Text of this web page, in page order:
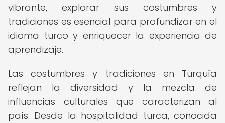
vibrante, explorar sus costumbres y
tradiciones es esencial para profundizar en el
idioma turco y enriquecer la experiencia de
aprendizaje.
Las costumbres y tradiciones en Turquía
reflejan la diversidad y la mezcla de
influencias culturales que caracterizan al
país. Desde la hospitalidad turca, conocida